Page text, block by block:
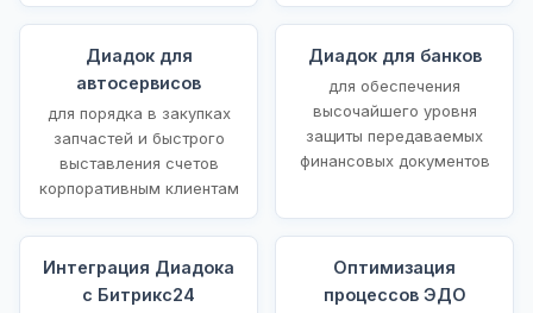
Диадок для
автосервисов
для порядка в закупках
запчастей и быстрого
выставления счетов
корпоративным клиентам
Диадок для банков
для обеспечения
высочайшего уровня
защиты передаваемых
финансовых документов
Интеграция Диадока
с Битрикс24
Оптимизация
процессов ЭДО